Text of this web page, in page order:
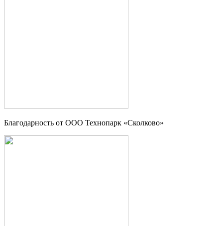
Благодарность от OOO Технопарк «Сколково»